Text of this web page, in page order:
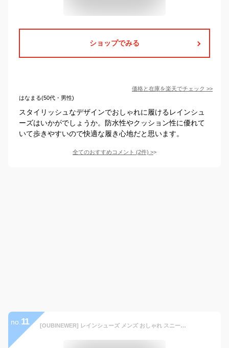
ショップでみる
価格と在庫を楽天でチェック >>
はなまる(50代・男性)
スタイリッシュなデザインでおしゃれに履けるレインシュ
ーズはいかがでしょうか。防水性やクッション性に優れて
いて歩きやすいので快適な履き心地だと思います。
全てのおすすめコメント (2件) >
no. 11 [OUBINEWER] レインシューズ メンズ おしゃれ スニーカー ショート軽量 完全防水 防滑 ビジネス 雨靴 晴雨兼用 大さいサイズ 防水シューズ カジュアル 24.5cm～27cm (ブラック, measurement_25_point_0_centimeters)